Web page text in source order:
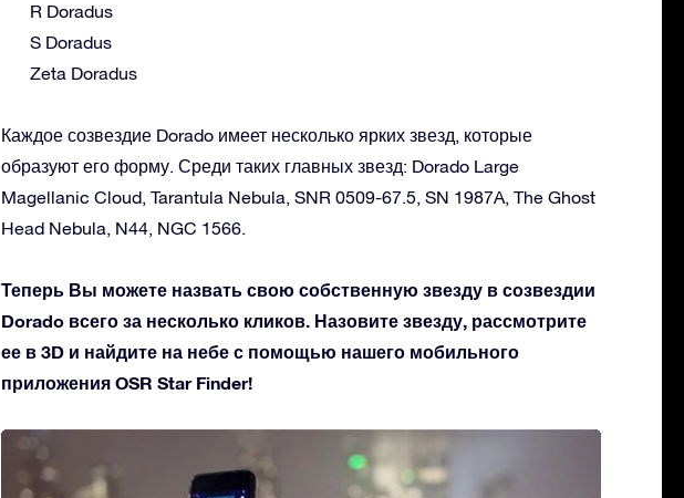
R Doradus
S Doradus
Zeta Doradus
Каждое созвездие Dorado имеет несколько ярких звезд, которые
образуют его форму. Среди таких главных звезд: Dorado Large
Magellanic Cloud, Tarantula Nebula, SNR 0509-67.5, SN 1987A, The Ghost
Head Nebula, N44, NGC 1566.
Теперь Вы можете назвать свою собственную звезду в созвездии
Dorado всего за несколько кликов. Назовите звезду, рассмотрите
ее в 3D и найдите на небе с помощью нашего мобильного
приложения OSR Star Finder!